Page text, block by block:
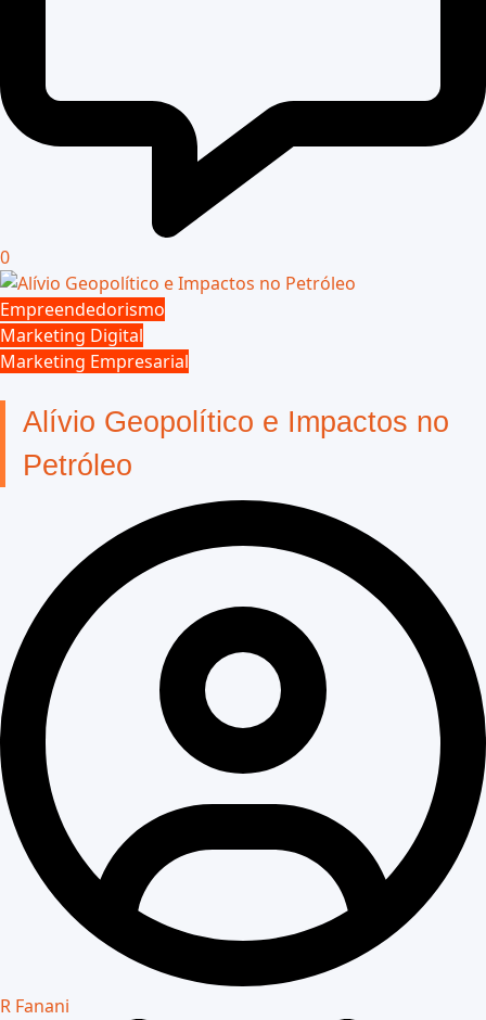
0
Empreendedorismo
Marketing Digital
Marketing Empresarial
Alívio Geopolítico e Impactos no
Petróleo
R Fanani